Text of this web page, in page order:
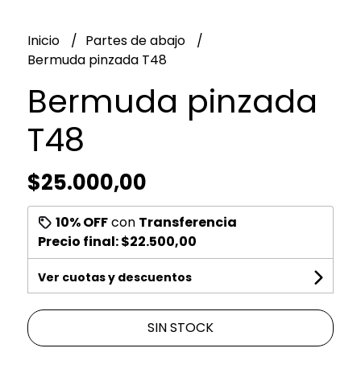
Inicio
Partes de abajo
Bermuda pinzada T48
Bermuda pinzada
T48
$25.000,00
10% OFFcon Transferencia
Precio final:$22.500,00
Ver cuotas y descuentos
SIN STOCK